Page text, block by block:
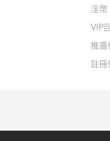
淫幣
VIP
推廣
註冊